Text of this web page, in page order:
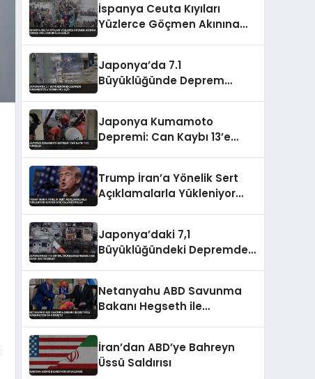
İspanya Ceuta Kıyıları
Yüzlerce Göçmen Akınına
Japonya’da 7.1
Büyüklüğünde Deprem
Japonya Kumamoto
Depremi: Can Kaybı 13’e
Trump İran’a Yönelik Sert
Açıklamalarla Yükleniyor
Japonya’daki 7,1
Büyüklüğündeki Depremde
Netanyahu ABD Savunma
Bakanı Hegseth ile
İran’dan ABD’ye Bahreyn
Üssü Saldırısı